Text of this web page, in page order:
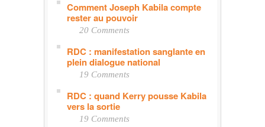
Comment Joseph Kabila compte
rester au pouvoir
20 Comments
RDC : manifestation sanglante en
plein dialogue national
19 Comments
RDC : quand Kerry pousse Kabila
vers la sortie
19 Comments